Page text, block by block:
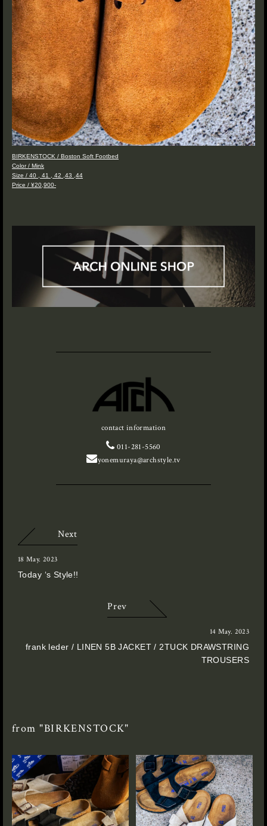
BIRKENSTOCK / Boston Soft Footbed
Color / Mink
Size / 40 , 41 , 42 ,43 ,44
Price / ¥20,900-
contact information
011-281-5560
yonemuraya@archstyle.tv
Next
18 May. 2023
Today ‘s Style!!
Prev
14 May. 2023
frank leder / LINEN 5B JACKET / 2TUCK DRAWSTRING
TROUSERS
from "BIRKENSTOCK"